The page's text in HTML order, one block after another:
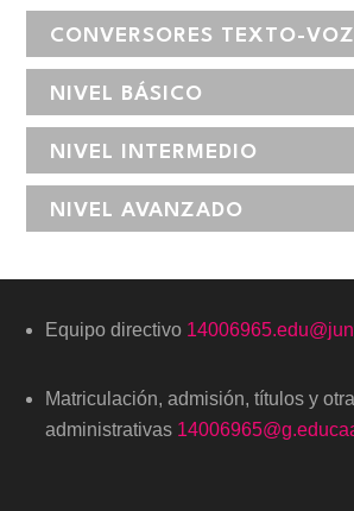
CONVERSORES TEXTO-VOZ
NIVEL BÁSICO
NIVEL INTERMEDIO
NIVEL AVANZADO
Equipo directivo
Matriculación, admisión, títulos y
administrativas